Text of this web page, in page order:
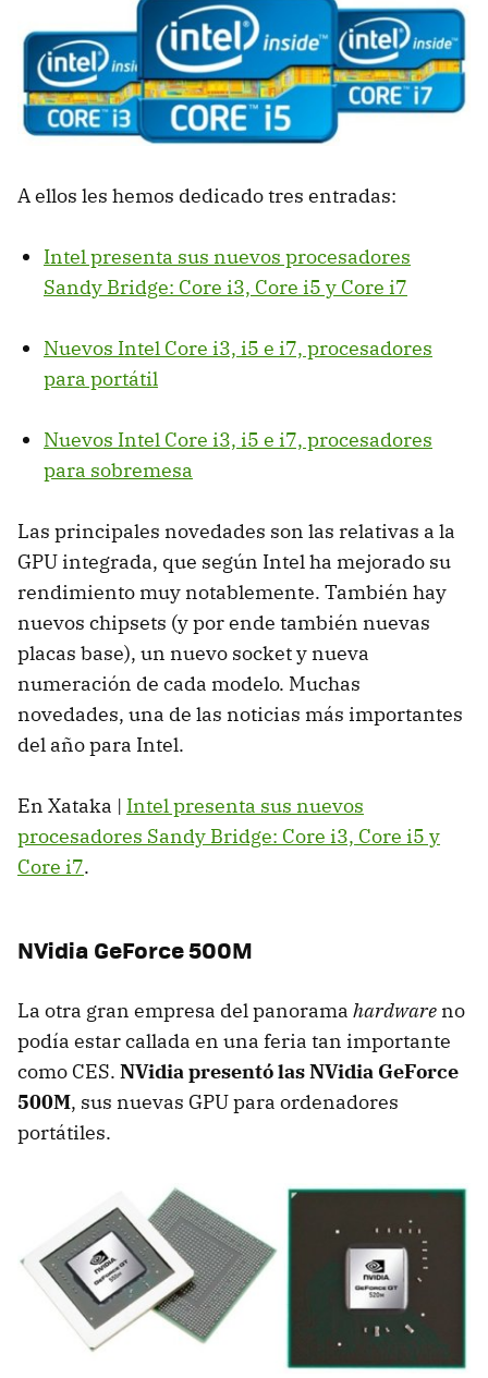
A ellos les hemos dedicado tres entradas:
Intel presenta sus nuevos procesadores
Sandy Bridge: Core i3, Core i5 y Core i7
Nuevos Intel Core i3, i5 e i7, procesadores
para portátil
Nuevos Intel Core i3, i5 e i7, procesadores
para sobremesa
Las principales novedades son las relativas a la
GPU integrada, que según Intel ha mejorado su
rendimiento muy notablemente. También hay
nuevos chipsets (y por ende también nuevas
placas base), un nuevo socket y nueva
numeración de cada modelo. Muchas
novedades, una de las noticias más importantes
del año para Intel.
En Xataka | Intel presenta sus nuevos
procesadores Sandy Bridge: Core i3, Core i5 y
Core i7.
NVidia GeForce 500M
La otra gran empresa del panorama hardware no
podía estar callada en una feria tan importante
como CES. NVidia presentó las NVidia GeForce
500M, sus nuevas GPUpara ordenadores
portátiles.